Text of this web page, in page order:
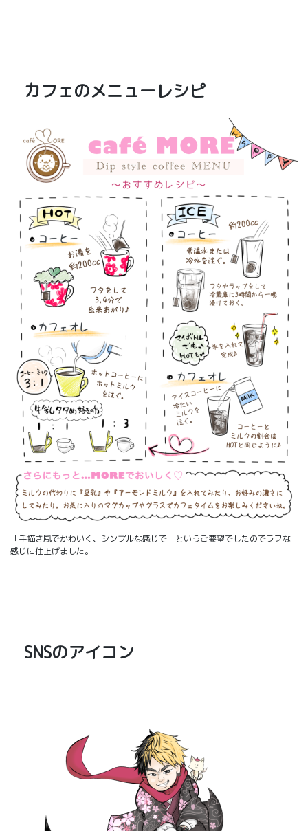
カフェのメニューレシピ
「手描き風でかわいく、シンプルな感じで」というご要望でしたのでラフな
感じに仕上げました。
SNSのアイコン